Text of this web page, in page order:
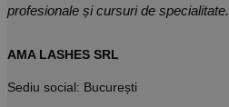
profesionale și cursuri de specialitate.
AMA LASHES SRL
Sediu social: București